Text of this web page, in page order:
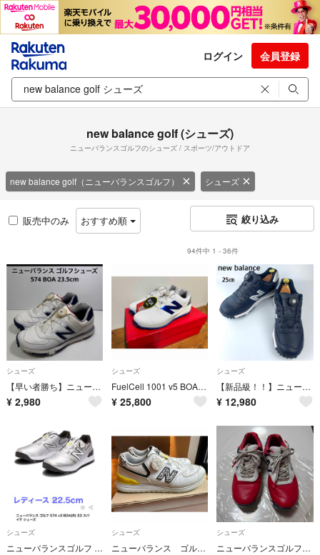
ログイン 会員登録
new balance golf (シューズ)
ニューバランスゴルフのシューズ / スポーツ/アウトドア
new balance golf（ニューバランスゴルフ） シューズ
販売中のみ おすすめ順 絞り込み
94件中 1 - 36件
シューズ
【早い者勝ち】ニューバランス ゴルフシューズ 574 BOA 23.5cm 白
¥ 2,980
シューズ
FuelCell 1001 v5 BOA UGB1001H 2E 27.5cm
¥ 25,800
シューズ
【新品級！！】ニューバランス MGB574NS BOA ゴルフ 25cm New Balance ゴルフシューズ
¥ 12,980
シューズ
ニューバランスゴルフ レディース ゴルフ スパイクシューズ UGB574 S3 シルバー 22.5cm
シューズ
ニューバランス ゴルフシューズ WGBS574A ２４.５㎝ レディース
シューズ
ニューバランスゴルフシューズ24cm